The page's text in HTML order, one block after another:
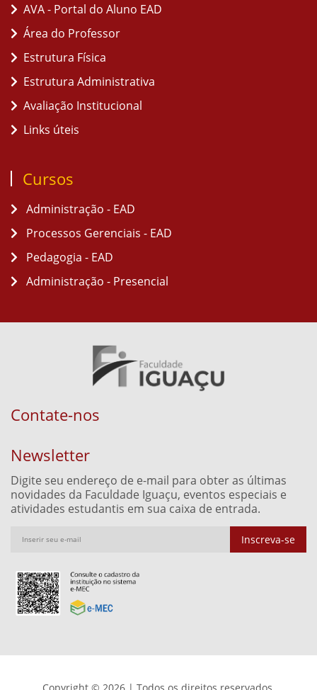
AVA - Portal do Aluno EAD
Área do Professor
Estrutura Física
Estrutura Administrativa
Avaliação Institucional
Links úteis
Cursos
Administração - EAD
Processos Gerenciais - EAD
Pedagogia - EAD
Administração - Presencial
Contate-nos
Newsletter
Digite seu endereço de e-mail para obter as últimas
novidades da Faculdade Iguaçu, eventos especiais e
atividades estudantis em sua caixa de entrada.
Inscreva-se